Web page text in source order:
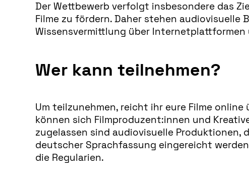
Der Wettbewerb verfolgt insbesondere das
Filme zu fördern. Daher stehen
Wissensvermittlung über Internetplattformen
Wer kann teilnehmen?
Um teilzunehmen, reicht ihr eure Filme online
können sich Filmproduzent:innen und
zugelassen sind audiovisuelle Produktionen,
deutscher Sprachfassung eingereicht
die Regularien.